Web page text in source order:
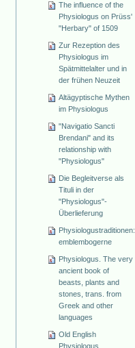
The influence of the
Physiologus on Prüss'
"Herbary" of 1509
Zur Rezeption des
Physiologus im
Spätmittelalter und in
der frühen Neuzeit
Altägyptische Mythen
im Physiologus
"Navigatio Sancti
Brendani" and its
relationship with
"Physiologus"
Die Begleitverse als
Tituli in der
"Physiologus"-
Überlieferung
Physiologustraditionen:
emblembogerne
Physiologus. The very
ancient book of
beasts, plants and
stones, trans. from
Greek and other
languages
Old English
Physiologus